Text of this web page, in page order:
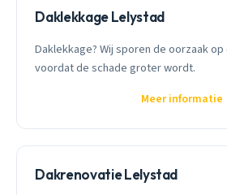
Daklekkage Lelystad
Daklekkage? Wij sporen de oorzaak
voordat de schade groter wordt.
Meer informatie
Dakrenovatie Lelystad